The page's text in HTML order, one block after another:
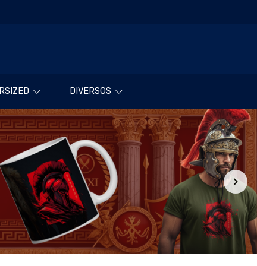
DIVERSOS
Filtro Produtos Categorias